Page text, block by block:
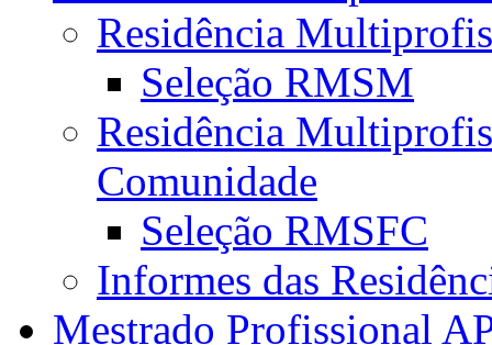
Residência
Seleção RMSM
Residência
Comunidade
Seleção RMSFC
Informes das
Mestrado Profissional